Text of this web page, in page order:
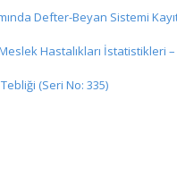
Defter-Beyan Sistemi
Hastalıkları İstatistikleri –
(Seri No: 335)